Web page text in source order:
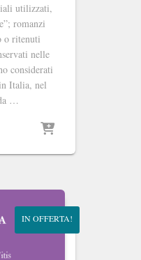
utilizzati,
romanzi
o ritenuti
nelle
considerati
Italia, nel
…
IN OFFERTA!